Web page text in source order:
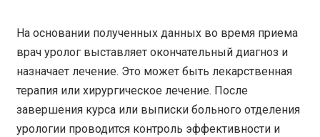
На основании полученных данных во время приема
врач уролог выставляет окончательный диагноз и
назначает лечение. Это может быть лекарственная
терапия или хирургическое лечение. После
завершения курса или выписки больного отделения
урологии проводится контроль эффективности и